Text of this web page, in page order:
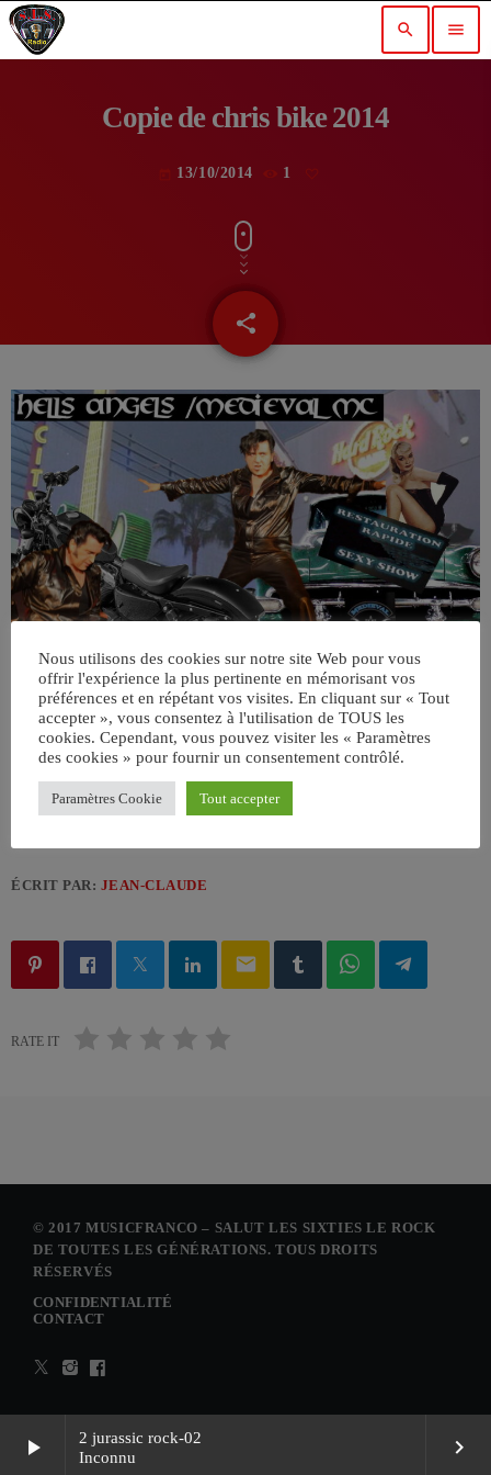
play_arrow
2 jurassic rock-02
Inconnu
keyboard_arrow_right
search menu
Copie de chris bike 2014
13/10/2014 1
share
email
ÉCRIT PAR: JEAN-CLAUDE
email
RATE IT
© 2017 MUSICFRANCO – SALUT LES SIXTIES LE ROCK
DE TOUTES LES GÉNÉRATIONS. TOUS DROITS
RÉSERVÉS
CONFIDENTIALITÉ
CONTACT
Nous utilisons des cookies sur notre site Web pour vous
offrir l'expérience la plus pertinente en mémorisant vos
préférences et en répétant vos visites. En cliquant sur « Tout
accepter », vous consentez à l'utilisation de TOUS les
cookies. Cependant, vous pouvez visiter les « Paramètres
des cookies » pour fournir un consentement contrôlé.
Paramètres Cookie Tout accepter